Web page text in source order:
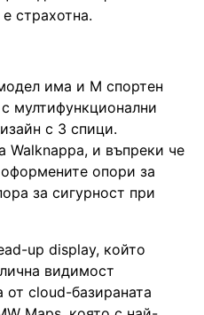
страхотна.
има и М спортен
мултифункционални
с 3 спици.
Walknappa, и въпреки че
опори за
за сигурност при
up display, който
видимост
cloud-базираната